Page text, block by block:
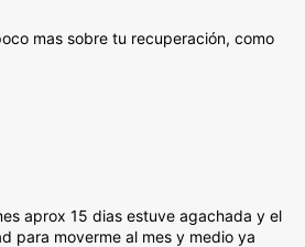
mas sobre tu recuperación, como
aprox 15 dias estuve agachada y el
para moverme al mes y medio ya